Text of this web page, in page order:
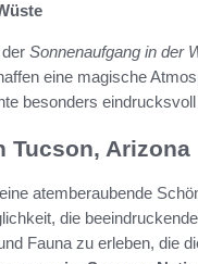
Sonnenaufgang in der
eine magische
besonders
Tucson, Arizona
atemberaubende
die
Fauna zu erleben, die